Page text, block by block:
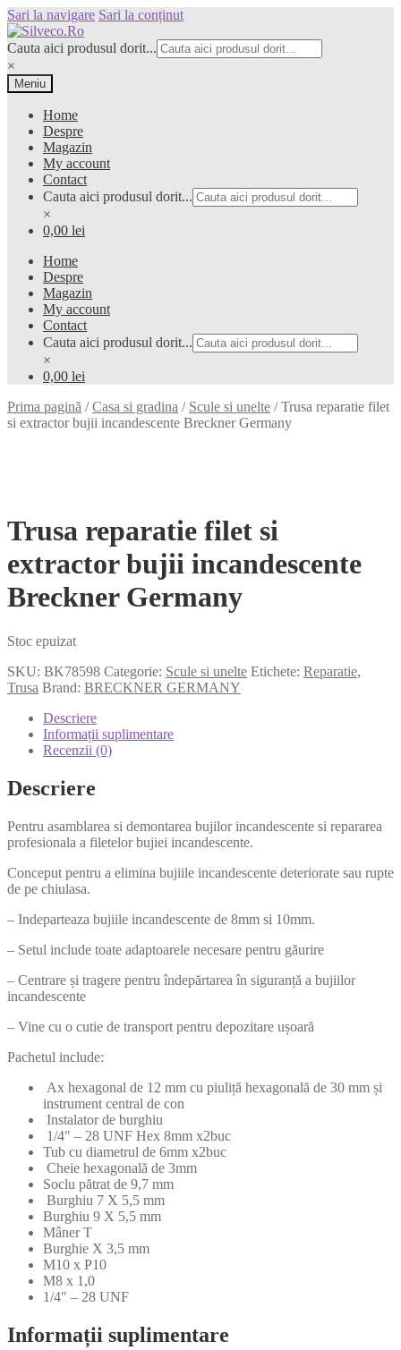
Sari la navigare Sari la conținut
Cauta aici produsul dorit...
×
Meniu
Home
Despre
Magazin
My account
Contact
Cauta aici produsul dorit...
×
0,00 lei
Home
Despre
Magazin
My account
Contact
Cauta aici produsul dorit...
×
0,00 lei
Prima pagină /Casa si gradina / Scule si unelte /Trusa reparatie filet
si extractor bujii incandescente Breckner Germany
Trusa reparatie filet si
extractor bujii incandescente
Breckner Germany
Stoc epuizat
SKU: BK78598 Categorie: Scule si unelte Etichete: Reparatie,
Trusa Brand: BRECKNER GERMANY
Descriere
Informații suplimentare
Recenzii (0)
Descriere
Pentru asamblarea si demontarea bujilor incandescente si repararea
profesionala a filetelor bujiei incandescente.
Conceput pentru a elimina bujiile incandescente deteriorate sau rupte
de pe chiulasa.
– Indeparteaza bujiile incandescente de 8mm si 10mm.
– Setul include toate adaptoarele necesare pentru găurire
– Centrare și tragere pentru îndepărtarea în siguranță a bujiilor
incandescente
– Vine cu o cutie de transport pentru depozitare ușoară
Pachetul include:
Ax hexagonal de 12 mm cu piuliță hexagonală de 30 mm și
instrument central de con
Instalator de burghiu
1/4″ – 28 UNF Hex 8mm x2buc
Tub cu diametrul de 6mm x2buc
Cheie hexagonală de 3mm
Soclu pătrat de 9,7 mm
Burghiu 7 X 5,5 mm
Burghiu 9 X 5,5 mm
Mâner T
Burghie X 3,5 mm
M10 x P10
M8 x 1,0
1/4″ – 28 UNF
Informații suplimentare